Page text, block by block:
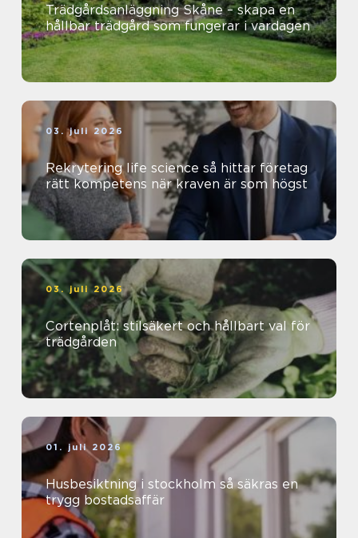
Trädgårdsanläggning Skåne – skapa en
hållbar trädgård som fungerar i vardagen
03. juli 2026
Rekrytering life science så hittar företag
rätt kompetens när kraven är som högst
03. juli 2026
Cortenplåt: stilsäkert och hållbart val för
trädgården
01. juli 2026
Husbesiktning i stockholm så säkras en
trygg bostadsaffär